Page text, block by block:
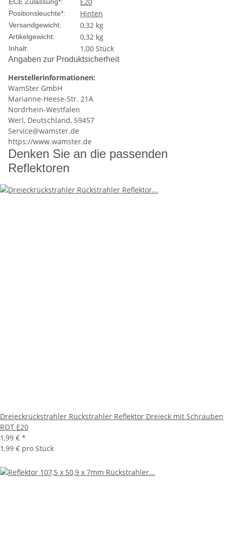
Positionsleuchte*: Hinten
Versandgewicht: 0,32 kg
Artikelgewicht: 0,32 kg
Inhalt: 1,00 Stück
Angaben zur Produktsicherheit
Herstellerinformationen:
WamSter GmbH
Marianne-Heese-Str. 21A
Nordrhein-Westfalen
Werl, Deutschland, 59457
Service@wamster.de
https://www.wamster.de
Denken Sie an die passenden
Reflektoren
Dreieckrückstrahler Rückstrahler Reflektor Dreieck mit Schrauben
ROT E20
1,99 € *
1,99 € pro Stück